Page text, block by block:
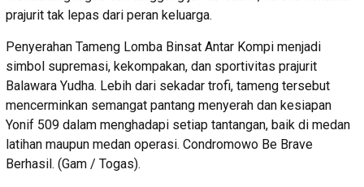
prajurit tak lepas dari peran keluarga.
Penyerahan Tameng Lomba Binsat Antar Kompi menjadi
simbol supremasi, kekompakan, dan sportivitas prajurit
Balawara Yudha. Lebih dari sekadar trofi, tameng tersebut
mencerminkan semangat pantang menyerah dan kesiapan
Yonif 509 dalam menghadapi setiap tantangan, baik di medan
latihan maupun medan operasi. Condromowo Be Brave
Berhasil. (Gam / Togas).